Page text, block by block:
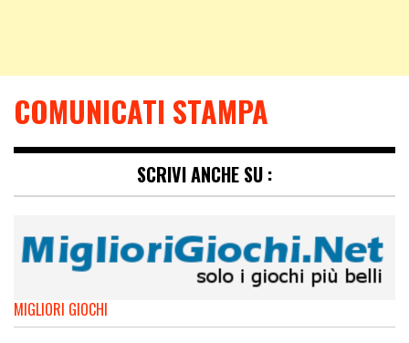
COMUNICATI STAMPA
SCRIVI ANCHE SU :
MIGLIORI GIOCHI